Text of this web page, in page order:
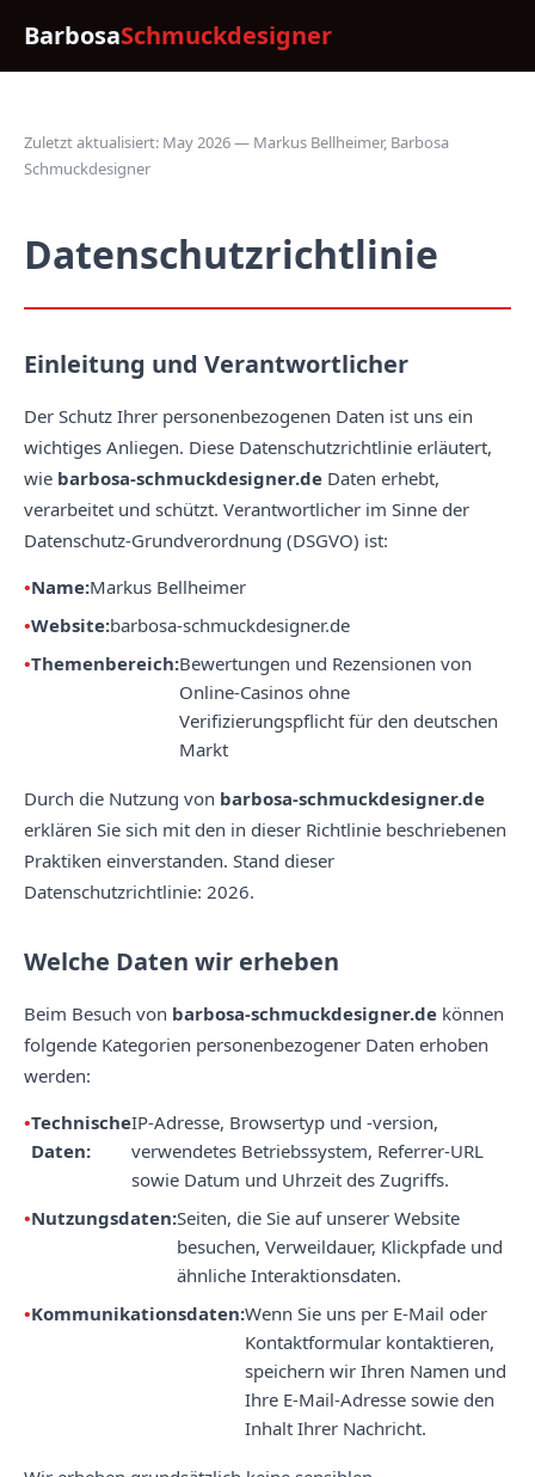
BarbosaSchmuckdesigner
Zuletzt aktualisiert: May 2026 — Markus Bellheimer, Barbosa
Schmuckdesigner
Datenschutzrichtlinie
Einleitung und Verantwortlicher
Der Schutz Ihrer personenbezogenen Daten ist uns ein
wichtiges Anliegen. Diese Datenschutzrichtlinie erläutert,
wie barbosa-schmuckdesigner.de Daten erhebt,
verarbeitet und schützt. Verantwortlicher im Sinne der
Datenschutz-Grundverordnung (DSGVO) ist:
Name:Markus Bellheimer
Website:barbosa-schmuckdesigner.de
Themenbereich:Bewertungen und Rezensionen von
Online-Casinos ohne
Verifizierungspflicht für den deutschen
Markt
Durch die Nutzung von barbosa-schmuckdesigner.de
erklären Sie sich mit den in dieser Richtlinie beschriebenen
Praktiken einverstanden. Stand dieser
Datenschutzrichtlinie: 2026.
Welche Daten wir erheben
Beim Besuch von barbosa-schmuckdesigner.de können
folgende Kategorien personenbezogener Daten erhoben
werden:
Technische
Daten:
IP-Adresse, Browsertyp und -version,
verwendetes Betriebssystem, Referrer-URL
sowie Datum und Uhrzeit des Zugriffs.
Nutzungsdaten:Seiten, die Sie auf unserer Website
besuchen, Verweildauer, Klickpfade und
ähnliche Interaktionsdaten.
Kommunikationsdaten:Wenn Sie uns per E-Mail oder
Kontaktformular kontaktieren,
speichern wir Ihren Namen und
Ihre E-Mail-Adresse sowie den
Inhalt Ihrer Nachricht.